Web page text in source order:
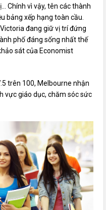
Chính vì vậy, tên các thành
bảng xếp hạng toàn cầu.
đang giữ vị trí đứng
phố đáng sống nhất thế
sát của Economist
trên 100, Melbourne nhận
vực giáo dục, chăm sóc sức